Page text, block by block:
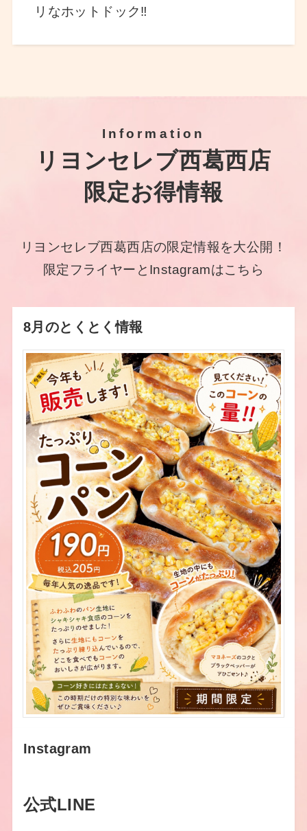
リなホットドック‼
Information
リヨンセレブ西葛西店
限定お得情報
リヨンセレブ西葛西店の限定情報を大公開！
限定フライヤーとInstagramはこちら
8月のとくとく情報
Instagram
公式LINE